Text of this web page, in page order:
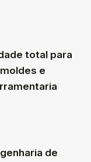
total para
moldes e
de